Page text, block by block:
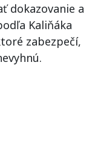
dokazovanie a
Kaliňáka
zabezpečí,